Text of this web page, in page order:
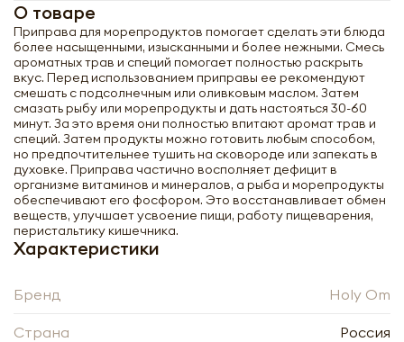
О товаре
Приправа для морепродуктов помогает сделать эти блюда
более насыщенными, изысканными и более нежными. Смесь
ароматных трав и специй помогает полностью раскрыть
вкус. Перед использованием приправы ее рекомендуют
смешать с подсолнечным или оливковым маслом. Затем
смазать рыбу или морепродукты и дать настояться 30-60
минут. За это время они полностью впитают аромат трав и
специй. Затем продукты можно готовить любым способом,
но предпочтительнее тушить на сковороде или запекать в
духовке. Приправа частично восполняет дефицит в
организме витаминов и минералов, а рыба и морепродукты
обеспечивают его фосфором. Это восстанавливает обмен
веществ, улучшает усвоение пищи, работу пищеварения,
перистальтику кишечника.
Характеристики
Бренд Holy Om
Страна Россия